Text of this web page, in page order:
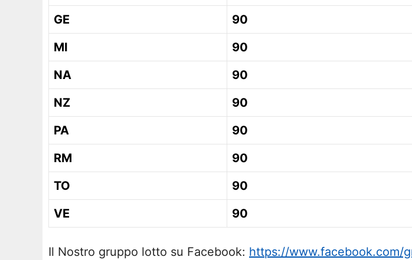
GE
90
MI
90
NA
90
NZ
90
PA
90
RM
90
TO
90
VE
90
Il Nostro gruppo lotto su Facebook: https://www.facebook.com/